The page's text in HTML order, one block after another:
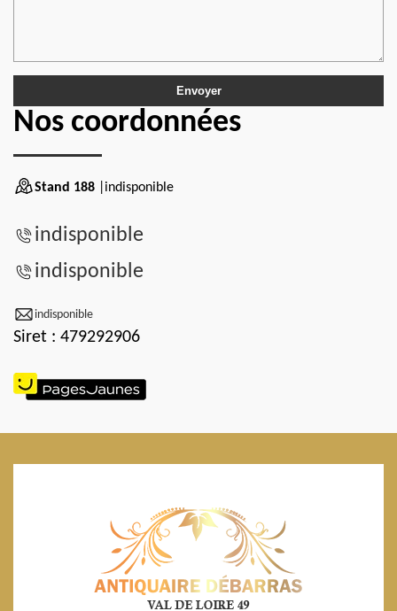
Nos coordonnées
Stand 188 |indisponible
indisponible
indisponible
indisponible
Siret : 479292906